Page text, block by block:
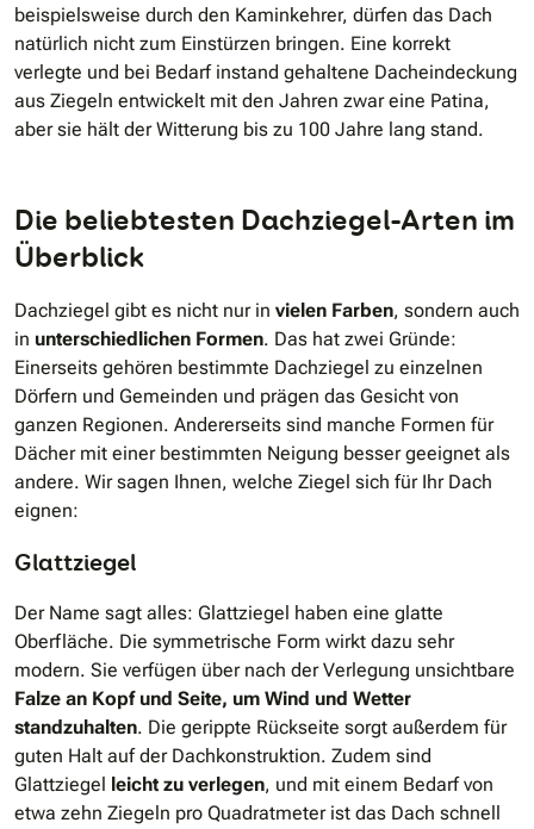
beispielsweise durch den Kaminkehrer, dürfen das Dach
natürlich nicht zum Einstürzen bringen. Eine korrekt
verlegte und bei Bedarf instand gehaltene Dacheindeckung
aus Ziegeln entwickelt mit den Jahren zwar eine Patina,
aber sie hält der Witterung bis zu 100 Jahre lang stand.
Die beliebtesten Dachziegel-Arten im
Überblick
Dachziegel gibt es nicht nur in vielen Farben, sondern auch
in unterschiedlichen Formen. Das hat zwei Gründe:
Einerseits gehören bestimmte Dachziegel zu einzelnen
Dörfern und Gemeinden und prägen das Gesicht von
ganzen Regionen. Andererseits sind manche Formen für
Dächer mit einer bestimmten Neigung besser geeignet als
andere. Wir sagen Ihnen, welche Ziegel sich für Ihr Dach
eignen:
Glattziegel
Der Name sagt alles: Glattziegel haben eine glatte
Oberfläche. Die symmetrische Form wirkt dazu sehr
modern. Sie verfügen über nach der Verlegung unsichtbare
Falze an Kopf und Seite, um Wind und Wetter
standzuhalten. Die gerippte Rückseite sorgt außerdem für
guten Halt auf der Dachkonstruktion. Zudem sind
Glattziegel
leicht zu verlegen, und mit einem Bedarf von
etwa zehn Ziegeln pro Quadratmeter ist das Dach schnell